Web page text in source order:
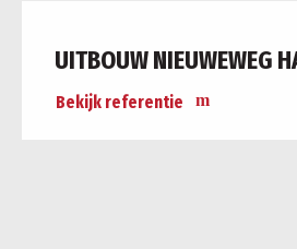
UITBOUW NIEUWEWEG
Bekijk referentie